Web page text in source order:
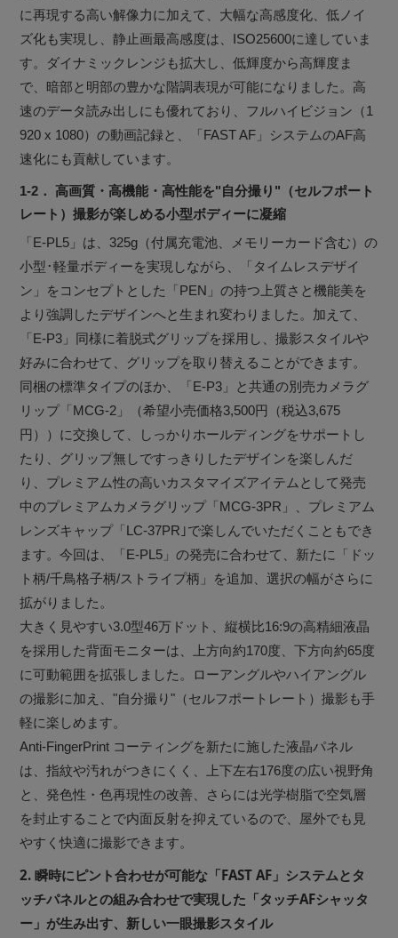
に再現する高い解像力に加えて、大幅な高感度化、低ノイ
ズ化も実現し、静止画最高感度は、ISO25600に達していま
す。ダイナミックレンジも拡大し、低輝度から高輝度ま
で、暗部と明部の豊かな階調表現が可能になりました。高
速のデータ読み出しにも優れており、フルハイビジョン（1
920 x 1080）の動画記録と、「FAST AF」システムのAF高
速化にも貢献しています。
1-2． 高画質・高機能・高性能を"自分撮り"（セルフポート
レート）撮影が楽しめる小型ボディーに凝縮
「E-PL5」は、325g（付属充電池、メモリーカード含む）の
小型･軽量ボディーを実現しながら、「タイムレスデザイ
ン」をコンセプトとした「PEN」の持つ上質さと機能美を
より強調したデザインへと生まれ変わりました。加えて、
「E-P3」同様に着脱式グリップを採用し、撮影スタイルや
好みに合わせて、グリップを取り替えることができます。
同梱の標準タイプのほか、「E-P3」と共通の別売カメラグ
リップ「MCG-2」（希望小売価格3,500円（税込3,675
円））に交換して、しっかりホールディングをサポートし
たり、グリップ無しですっきりしたデザインを楽しんだ
り、プレミアム性の高いカスタマイズアイテムとして発売
中のプレミアムカメラグリップ「MCG-3PR」、プレミアム
レンズキャップ「LC-37PR｣で楽しんでいただくこともでき
ます。今回は、「E-PL5」の発売に合わせて、新たに「ドッ
ト柄/千鳥格子柄/ストライプ柄」を追加、選択の幅がさらに
拡がりました。
大きく見やすい3.0型46万ドット、縦横比16:9の高精細液晶
を採用した背面モニターは、上方向約170度、下方向約65度
に可動範囲を拡張しました。ローアングルやハイアングル
の撮影に加え、"自分撮り"（セルフポートレート）撮影も手
軽に楽しめます。
Anti-FingerPrint コーティングを新たに施した液晶パネル
は、指紋や汚れがつきにくく、上下左右176度の広い視野角
と、発色性・色再現性の改善、さらには光学樹脂で空気層
を封止することで内面反射を抑えているので、屋外でも見
やすく快適に撮影できます。
2. 瞬時にピント合わせが可能な「FAST AF」システムとタ
ッチパネルとの組み合わせで実現した「タッチAFシャッタ
ー」が生み出す、新しい一眼撮影スタイル